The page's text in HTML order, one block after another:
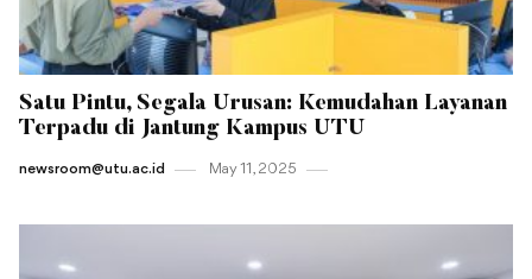
Satu Pintu, Segala Urusan: Kemudahan Layanan
Terpadu di Jantung Kampus UTU
newsroom@utu.ac.id May 11 , 2025